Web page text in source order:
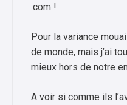
.com !
Pour la variance
de monde, mais j’ai
mieux hors de notre
A voir si comme ils